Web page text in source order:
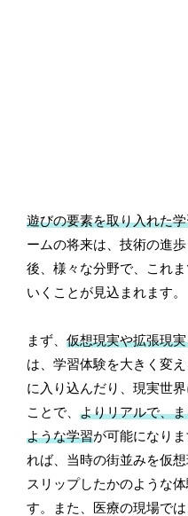
遊びの要素を取り入れた
ームの将来は、技術の進
後、様々な分野で、これ
いくことが見込まれます。
まず、仮想現実や拡張現
は、学習体験を大きく変
に入り込んだり、現実世
ことで、よりリアルで、
ような学習が可能になり
れば、当時の街並みを仮
スリップしたかのような
す。また、医療の現場で